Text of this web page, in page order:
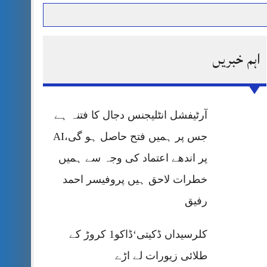
پر قربان
پریس کانفرنس
اہم خبریں
آرٹیفشل انٹلیجنس دجال کا فتنہ ہے
جس پر ہمیں فتح حاصل ہو گی،AI
پر اندھے اعتماد کی وجہ سے ہمیں
خطرات لاحق ہیں پروفیسر احمد
رفیق
کلرسیداں ڈکیتی‘ڈاکو1 کروڑ کے
طلائی زیورات لے اڑے